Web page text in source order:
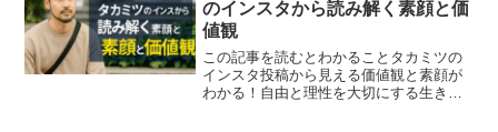
のインスタから読み解く素顔と価
値観
この記事を読むとわかることタカミツの
インスタ投稿から見える価値観と素顔が
わかる！自由と理性を大切にする生き方